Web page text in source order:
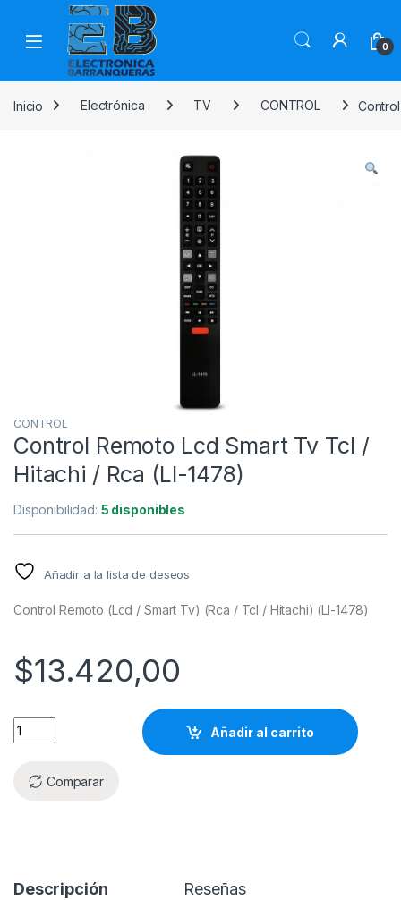
0
Inicio Electrónica TV CONTROL
CONTROL
Control Remoto Lcd Smart Tv Tcl /
Hitachi / Rca (Ll-1478)
Disponibilidad: 5 disponibles
Añadir a la lista de deseos
Control Remoto (Lcd / Smart Tv) (Rca / Tcl / Hitachi) (Ll-1478)
$13.420,00
Añadir al carrito
Comparar
Descripción Reseñas